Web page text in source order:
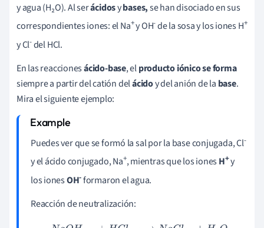
y agua (H₂O). Al serácidosybases,se han disociado en sus
correspondientes iones: el Na+y OH-de la sosa y los iones H+
y Cl-del HCl.
En las reaccionesácido-base, elproducto iónico se forma
siempre a partir del catión delácidoy del anión de la base.
Mira el siguiente ejemplo:
Puedes ver que se formó la sal por la base conjugada, Cl-
y el ácido conjugado, Na+, mientras que los ionesH+y
los ionesOH-formaron el agua.
Reacción de neutralización: